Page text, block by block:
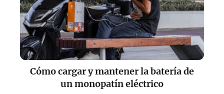
Cómo cargar y mantener la batería de
un monopatín eléctrico